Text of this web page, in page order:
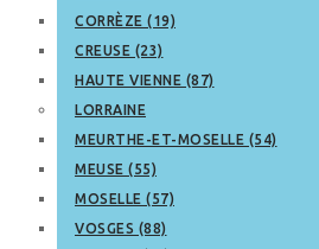
CORRÈZE (19)
CREUSE (23)
HAUTE VIENNE (87)
LORRAINE
MEURTHE-ET-MOSELLE (54)
MEUSE (55)
MOSELLE (57)
VOSGES (88)